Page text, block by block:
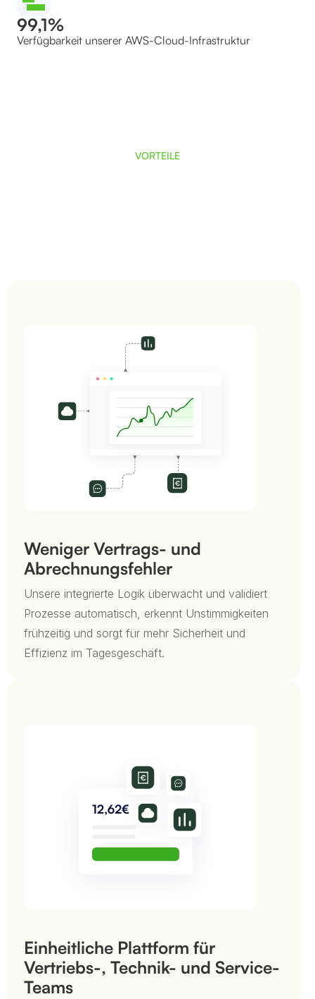
99,1%
Verfügbarkeit unserer AWS-Cloud-Infrastruktur
VORTEILE
Weniger Vertrags- und
Abrechnungsfehler
Unsere integrierte Logik überwacht und validiert
Prozesse automatisch, erkennt Unstimmigkeiten
frühzeitig und sorgt für mehr Sicherheit und
Effizienz im Tagesgeschäft.
Einheitliche Plattform für
Vertriebs-, Technik- und Service-
Teams